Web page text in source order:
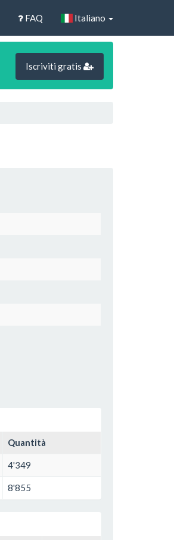
FAQ Italiano
Iscriviti gratis
Quantità
4'349
8'855